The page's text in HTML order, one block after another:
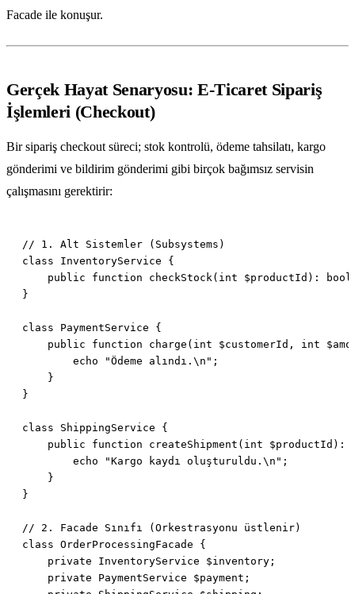
Facade ile konuşur.
Gerçek Hayat Senaryosu: E-Ticaret Sipariş
İşlemleri (Checkout)
Bir sipariş checkout süreci; stok kontrolü, ödeme tahsilatı, kargo
gönderimi ve bildirim gönderimi gibi birçok bağımsız servisin
çalışmasını gerektirir: